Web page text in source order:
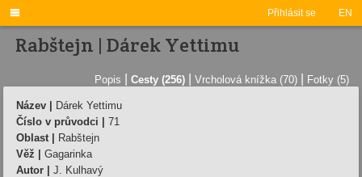
Přihlásit se EN

Rabštejn | Dárek Yettimu
Popis Cesty (256) Vrcholová knížka (70) Fotky (5)
Název |
Dárek Yettimu
Číslo v průvodci |
71
Oblast |
Rabštejn
Věž |
Gagarinka
Autor |
J. Kulhavý